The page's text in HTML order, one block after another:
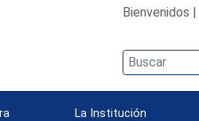
Bienvenidos |
La Institución